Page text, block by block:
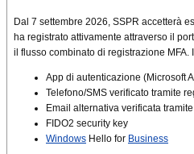
Dal 7 settembre 2026, SSPR accetterà
ha registrato attivamente attraverso il
il flusso combinato di registrazione
App di autenticazione (Microsoft
Telefono/SMS verificato tramite
Email alternativa verificata
FIDO2 security key
Windows Hello for Business